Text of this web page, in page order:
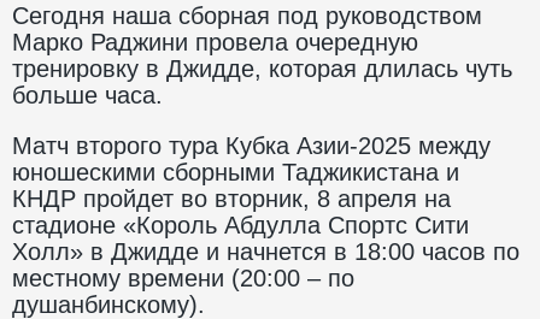
Сегодня наша сборная под руководством
Марко Раджини провела очередную
тренировку в Джидде, которая длилась чуть
больше часа.
Матч второго тура Кубка Азии-2025 между
юношескими сборными Таджикистана и
КНДР пройдет во вторник, 8 апреля на
стадионе «Король Абдулла Спортс Сити
Холл» в Джидде и начнется в 18:00 часов по
местному времени (20:00 – по
душанбинскому).